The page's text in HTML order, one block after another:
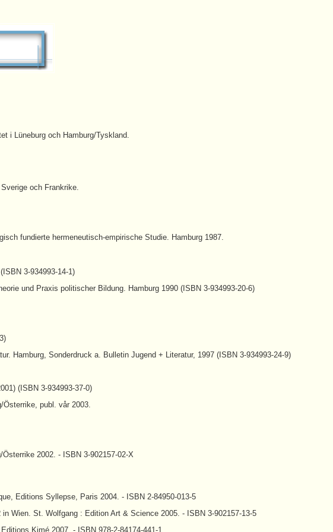
i Lüneburg och Hamburg/Tyskland.
och Frankrike.
fundierte hermeneutisch-empirische Studie. Hamburg 1987.
3-934993-14-1)
und Praxis politischer Bildung. Hamburg 1990 (ISBN 3-934993-20-6)
Hamburg, Sonderdruck a. Bulletin Jugend + Literatur, 1997 (ISBN 3-934993-24-9)
(ISBN 3-934993-37-0)
Österrike, publ. vår 2003.
2002. - ISBN 3-902157-02-X
Editions Syllepse, Paris 2004. - ISBN 2-84950-013-5
Wien. St. Wolfgang : Edition Art & Science 2005. - ISBN 3-902157-13-5
Kimé 2007. - ISBN 978-2-84174-441-1